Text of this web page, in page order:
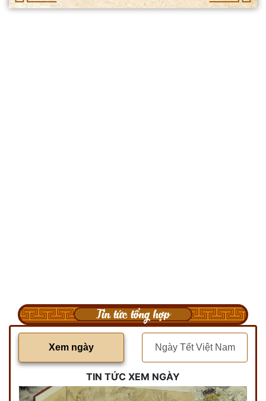
Tin tức tổng hợp
Xem ngày Ngày Tết Việt Nam
TIN TỨC XEM NGÀY